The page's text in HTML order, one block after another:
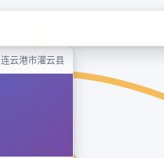
连云港市灌云县